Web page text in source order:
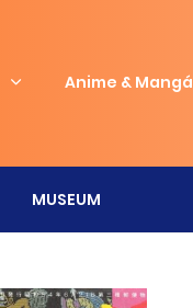
Anime & Mangá
MUSEUM